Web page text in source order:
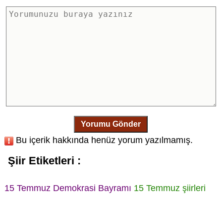
Yorumu Gönder
Bu içerik hakkında henüz yorum yazılmamış.
Şiir Etiketleri :
15 Temmuz Demokrasi Bayramı 15 Temmuz şiirleri